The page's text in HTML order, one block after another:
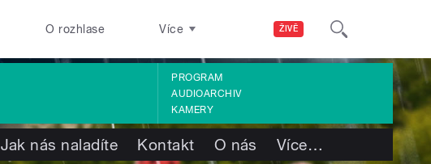
ŽIVĚ
O rozhlase Více
PROGRAM
AUDIOARCHIV
KAMERY
Jak nás naladíte Kontakt O nás Více…